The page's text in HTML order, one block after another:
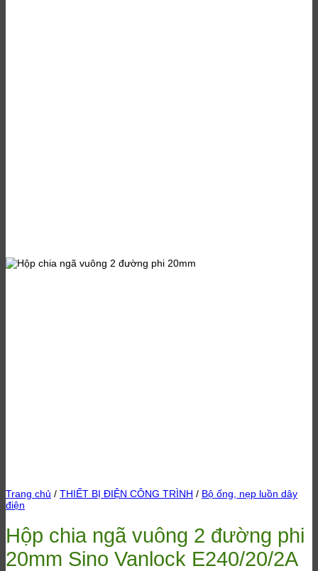
Trang chủ / THIẾT BỊ ĐIỆN CÔNG TRÌNH / Bộ ống, nẹp luồn dây
điện
Hộp chia ngã vuông 2 đường phi
20mm Sino Vanlock E240/20/2A